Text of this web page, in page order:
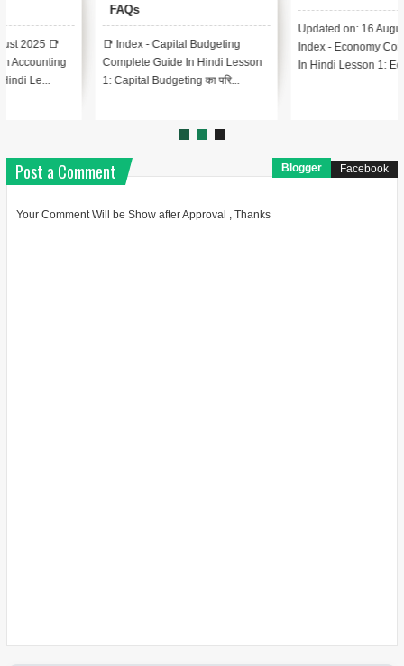
📑 Index - Capital Budgeting
Complete Guide In Hindi Lesson
1: Capital Budgeting का परि...
Updated on: 16 August 2025 📑
Index - Economy Complete Guide
In Hindi Lesson 1: Economy...
Post a Comment Blogger Facebook
Your Comment Will be Show after Approval , Thanks